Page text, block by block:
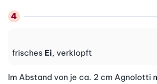
frisches Ei, verklopft
Im Abstand von je ca. 2 cm Agnolotti